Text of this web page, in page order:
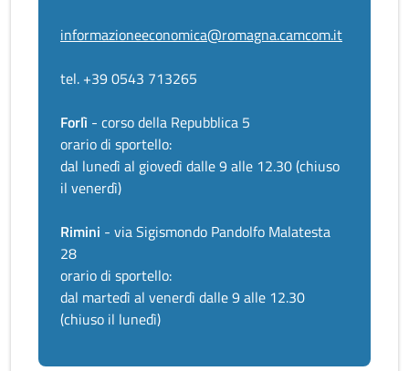
informazioneeconomica@romagna.camcom.it
tel. +39 0543 713265
Forlì - corso della Repubblica 5
orario di sportello:
dal lunedì al giovedì dalle 9 alle 12.30 (chiuso
il venerdì)
Rimini - via Sigismondo Pandolfo Malatesta
28
orario di sportello:
dal martedì al venerdì dalle 9 alle 12.30
(chiuso il lunedì)